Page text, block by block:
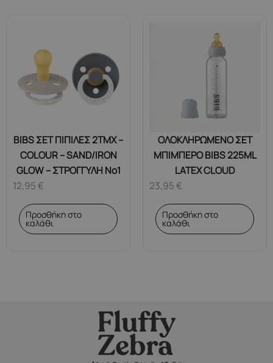
BIBS ΣΕΤ ΠΙΠΙΛΕΣ 2ΤΜΧ –
COLOUR – SAND/IRON
GLOW – ΣΤΡΟΓΓΥΛΗ No1
12,95€
Προσθήκη στο
καλάθι
ΟΛΟΚΛΗΡΩΜΕΝΟ ΣΕΤ
ΜΠΙΜΠΕΡΟ BIBS 225ML
LATEX CLOUD
23,95€
Προσθήκη στο
καλάθι